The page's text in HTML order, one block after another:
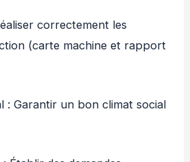
correctement les
(carte machine et rapport
un bon climat social